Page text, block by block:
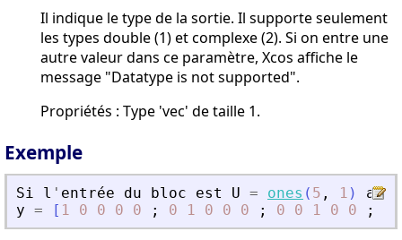
Il indique le type de la sortie. Il supporte seulement
les types double (1) et complexe (2). Si on entre une
autre valeur dans ce paramètre, Xcos affiche le
message "Datatype is not supported".
Propriétés : Type 'vec' de taille 1.
Exemple
Si l ' entrée du bloc est U = ones ( 5 , 1 )
y = [ 1 0 0 0 0 ; 0 1 0 0 0 ; 0 0 1 0 0 ;